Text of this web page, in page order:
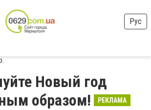
Рус
Новый год
образом!
РЕКЛАМА